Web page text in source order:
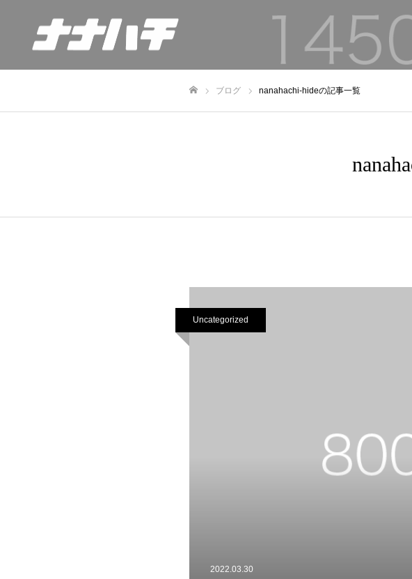
ブログ nanahachi-hideの記事一覧
Uncategorized
2022.03.30